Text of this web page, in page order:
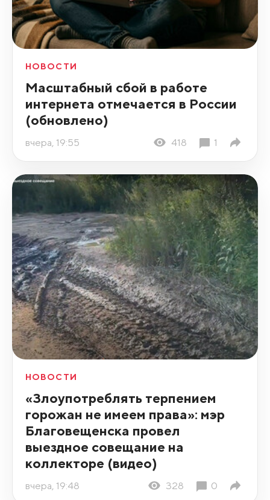
НОВОСТИ
Масштабный сбой в работе
интернета отмечается в России
(обновлено)
вчера, 19:55 418 1
НОВОСТИ
«Злоупотреблять терпением
горожан не имеем права»: мэр
Благовещенска провел
выездное совещание на
коллекторе (видео)
вчера, 19:48 328 0